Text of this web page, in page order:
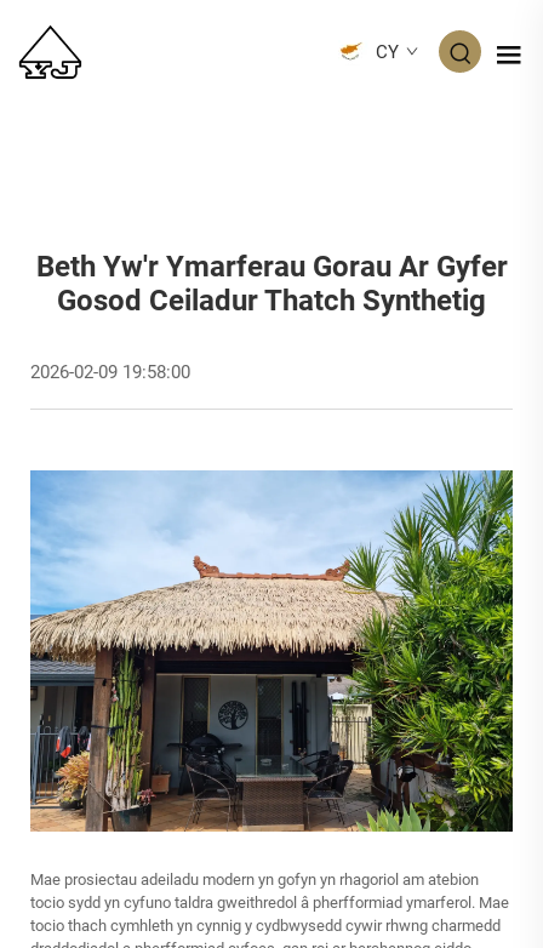
CY
Beth Yw'r Ymarferau Gorau Ar Gyfer
Gosod Ceiladur Thatch Synthetig
2026-02-09 19:58:00
Mae prosiectau adeiladu modern yn gofyn yn rhagoriol am atebion
tocio sydd yn cyfuno taldra gweithredol â pherfformiad ymarferol. Mae
tocio thach cymhleth yn cynnig y cydbwysedd cywir rhwng charmedd